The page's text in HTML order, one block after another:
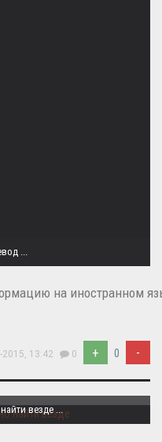
...
на иностранном
2015, 13:42 0 + 0 -
везде ...